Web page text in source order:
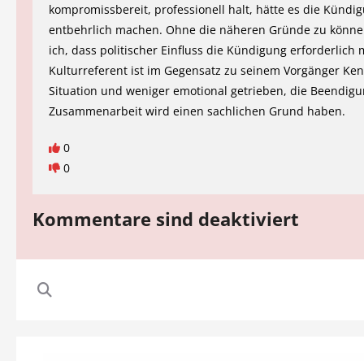
kompromissbereit, professionell halt, hätte es die
entbehrlich machen. Ohne die näheren Gründe zu
ich, dass politischer Einfluss die Kündigung erforderlich
Kulturreferent ist im Gegensatz zu seinem Vorgänger
Situation und weniger emotional getrieben, die
Zusammenarbeit wird einen sachlichen Grund haben.
0
0
Kommentare sind deaktiviert